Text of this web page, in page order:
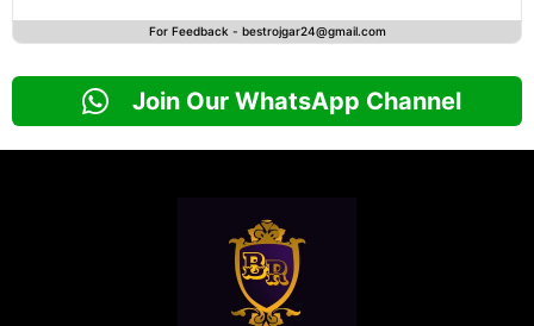
For Feedback - bestrojgar24@gmail.com
Join Our WhatsApp Channel